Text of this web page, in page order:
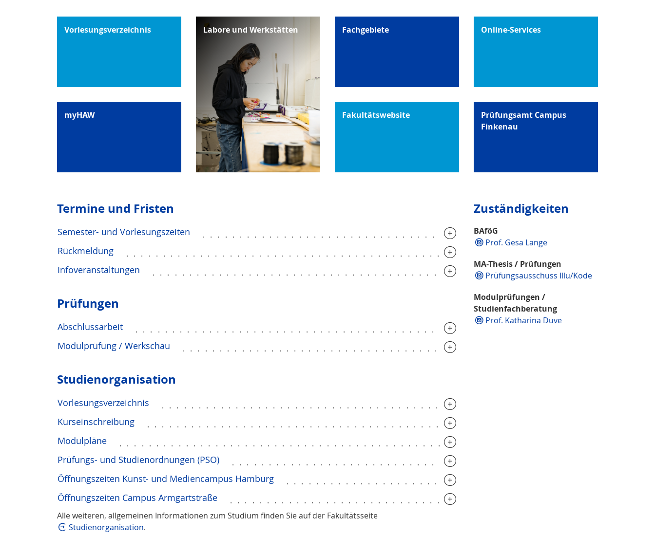
Vorlesungsverzeichnis
myHAW
Labore und Werkstätten Fachgebiete
Fakultätswebsite
Online-Services
Prüfungsamt Campus
Finkenau
Termine und Fristen
Semester- und Vorlesungszeiten
Rückmeldung
Infoveranstaltungen
Prüfungen
Abschlussarbeit
Modulprüfung / Werkschau
Studien­orga­ni­sation
Vorlesungsverzeichnis
Kurseinschreibung
Modulpläne
Prüfungs- und Studienordnungen (PSO)
Öffnungszeiten Kunst- und Mediencampus Hamburg
Öffnungszeiten Campus Armgartstraße
Alle weiteren, allgemeinen Informationen zum Studium finden Sie auf der Fakultätsseite
Studienorganisation.
Zuständigkeiten
BAföG
Prof. Gesa Lange
MA-Thesis / Prüfungen
Prüfungsausschuss Illu/Kode
Modulprüfungen /
Studienfachberatung
Prof. Katharina Duve